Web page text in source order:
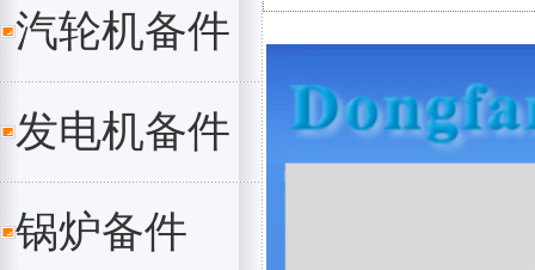
汽轮机备件
发电机备件
锅炉备件